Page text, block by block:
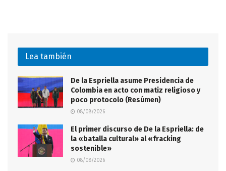
Lea también
De la Espriella asume Presidencia de
Colombia en acto con matiz religioso y
poco protocolo (Resúmen)
08/08/2026
El primer discurso de De la Espriella: de
la «batalla cultural» al «fracking
sostenible»
08/08/2026